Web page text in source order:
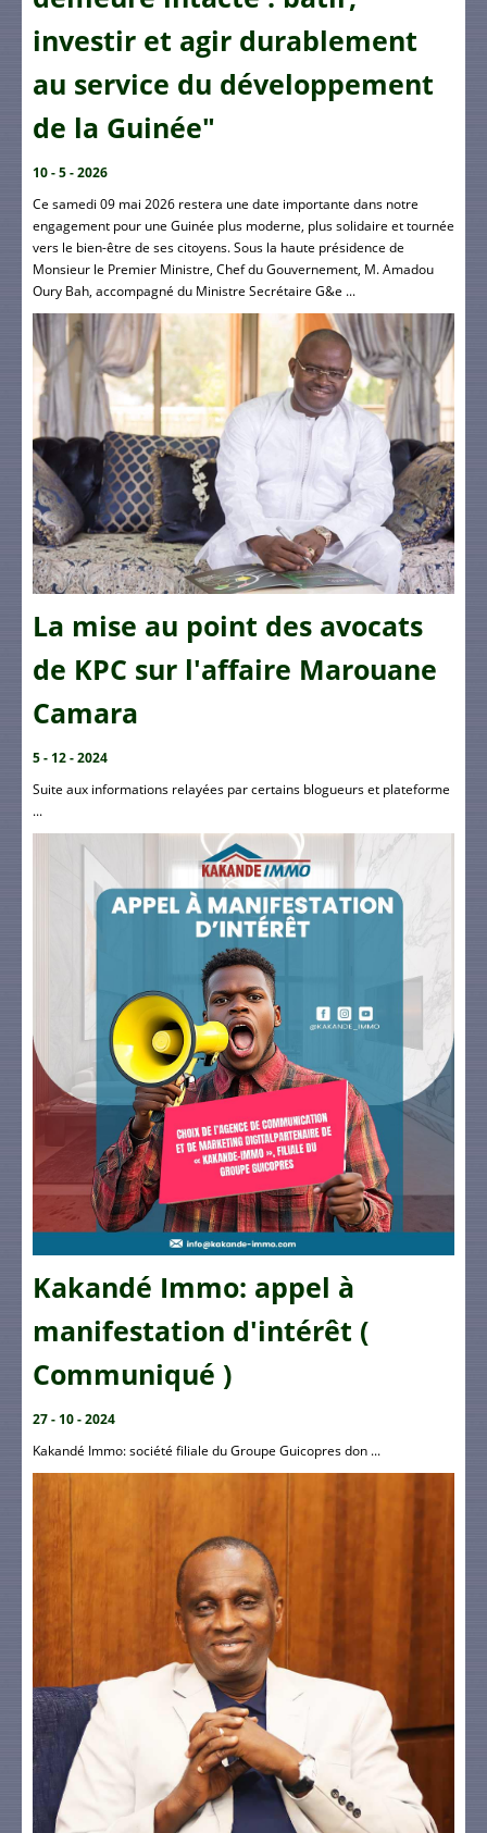
investir et agir durablement
au service du développement
de la Guinée"
10 - 5 - 2026
Ce samedi 09 mai 2026 restera une date importante dans notre
engagement pour une Guinée plus moderne, plus solidaire et tournée
vers le bien-être de ses citoyens. Sous la haute présidence de
Monsieur le Premier Ministre, Chef du Gouvernement, M. Amadou
Oury Bah, accompagné du Ministre Secrétaire G&e ...
La mise au point des avocats
de KPC sur l'affaire Marouane
Camara
5 - 12 - 2024
Suite aux informations relayées par certains blogueurs et plateforme
...
Kakandé Immo: appel à
manifestation d'intérêt (
Communiqué )
27 - 10 - 2024
Kakandé Immo: société filiale du Groupe Guicopres don ...